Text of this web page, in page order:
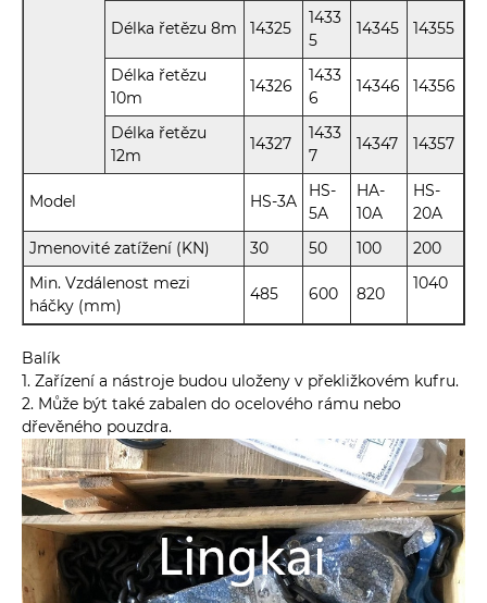
Délka řetězu 8m 14325
1433
5
14345 14355
Délka řetězu
10m
14326
1433
6
14346 14356
Délka řetězu
12m
14327
1433
7
14347 14357
Model HS-3A
HS-
5A
HA-
10A
HS-
20A
Jmenovité zatížení (KN)
30 50 100
200
Min. Vzdálenost mezi
háčky (mm)
485 600 820
1040
Balík
1. Zařízení a nástroje budou uloženy v překližkovém kufru.
2. Může být také zabalen do ocelového rámu nebo
dřevěného pouzdra.